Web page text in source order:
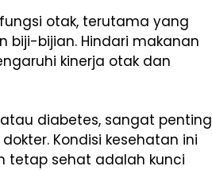
otak, terutama yang
biji-bijian. Hindari makanan
kinerja otak dan
diabetes, sangat penting
Kondisi kesehatan ini
tetap sehat adalah kunci